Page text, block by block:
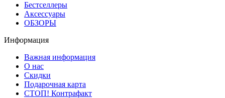
Бестселлеры
Аксессуары
ОБЗОРЫ
Информация
Важная информация
О нас
Скидки
Подарочная карта
СТОП! Контрафакт